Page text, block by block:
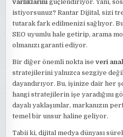
varlıklarını güçlendiriyor. Yani,
istiyorsunuz? Rantar Dijital, sizi
tutarak fark edilmenizi sağlıyor.
SEO uyumlu hale getirip, arama
olmanızı garanti ediyor.
Bir diğer önemli nokta iseveri
stratejilerini yalnızca sezgiye
dayandırıyor. Bu, işinize dair her
hangi stratejilerin işe yaradığını
dayalı yaklaşımlar, markanızın
temel bir unsur haline geliyor.
Tabii ki, dijital medya dünyası